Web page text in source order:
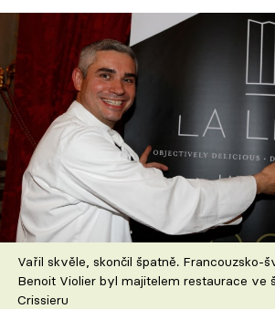
Recepty
Články
TV Program
Škola vaření
Recepty z TV
Speciál: Cuketa
Těhotnej kuchař
Vařil skvěle, skončil špatně. Francouzsko-
Benoit Violier byl majitelem restaurace ve
Crissieru